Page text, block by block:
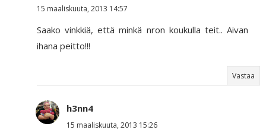
15 maaliskuuta, 2013 14:57
Saako vinkkiä, että minkä nron koukulla teit.. Aivan
ihana peitto!!!
Vastaa
h3nn4
15 maaliskuuta, 2013 15:26